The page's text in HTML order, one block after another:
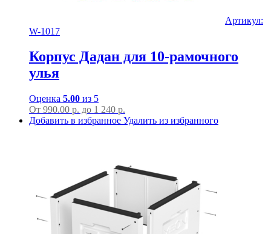
Артикул:
W-1017
Корпус Дадан для 10-рамочного
улья
Оценка 5.00 из 5
От 990.00 р. до 1 240 р.
Добавить в избранное Удалить из избранного